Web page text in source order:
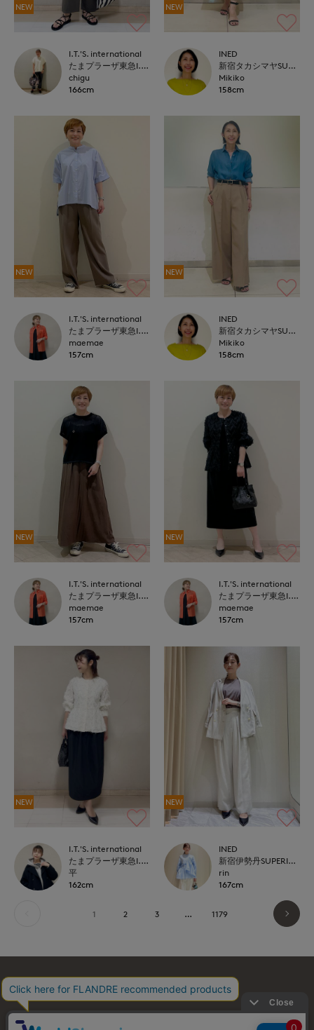
NEW
I.T.'S. international
たまプラーザ東急I.T.'S.international
chigu
166cm
NEW
INED
新宿タカシマヤSUPERIOR CLOSET
Mikiko
158cm
NEW
I.T.'S. international
たまプラーザ東急I.T.'S.international
maemae
157cm
NEW
INED
新宿タカシマヤSUPERIOR CLOSET
Mikiko
158cm
NEW
I.T.'S. international
たまプラーザ東急I.T.'S.international
maemae
157cm
NEW
I.T.'S. international
たまプラーザ東急I.T.'S.international
maemae
157cm
NEW
I.T.'S. international
たまプラーザ東急I.T.'S.international
平
162cm
NEW
INED
新宿伊勢丹SUPERIOR CLOSET
rin
167cm
1 2 3 … 1179
お問い合わせ 利用規約 プライバシーポリシー